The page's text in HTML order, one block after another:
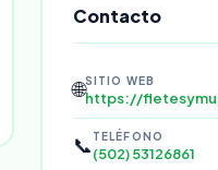
Contacto
🌐SITIO WEB
https://
📞 TELÉFONO
(502) 53126861